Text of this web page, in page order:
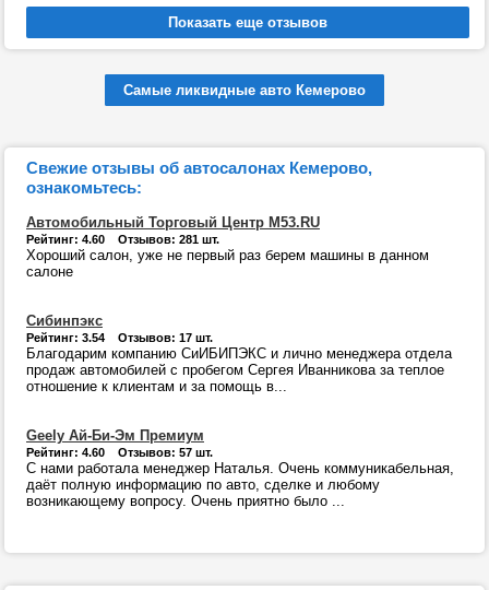
Самые ликвидные авто Кемерово
Свежие отзывы об автосалонах Кемерово,
ознакомьтесь:
Автомобильный Торговый Центр М53.RU
Рейтинг: 4.60 Отзывов: 281 шт.
Хороший салон, уже не первый раз берем машины в данном
салоне
Сибинпэкс
Рейтинг: 3.54 Отзывов: 17 шт.
Благодарим компанию СиИБИПЭКС и лично менеджера отдела
продаж автомобилей с пробегом Сергея Иванникова за теплое
отношение к клиентам и за помощь в...
Geely Ай-Би-Эм Премиум
Рейтинг: 4.60 Отзывов: 57 шт.
С нами работала менеджер Наталья. Очень коммуникабельная,
даёт полную информацию по авто, сделке и любому
возникающему вопросу. Очень приятно было ...